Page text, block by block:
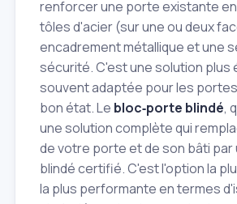
renforcer une porte existante
tôles d'acier (sur une ou deux
encadrement métallique et une
sécurité. C'est une solution plus
souvent adaptée pour les
bon état. Le bloc‑porte blindé,
une solution complète qui
de votre porte et de son bâti par
blindé certifié. C'est l'option la
la plus performante en termes